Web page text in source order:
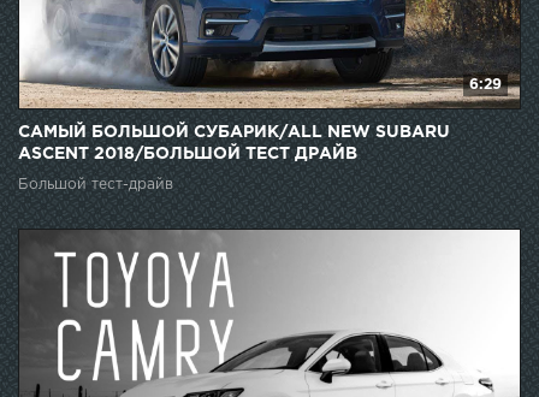
6:29
САМЫЙ БОЛЬШОЙ СУБАРИК/ALL NEW SUBARU
ASCENT 2018/БОЛЬШОЙ ТЕСТ ДРАЙВ
Большой тест-драйв